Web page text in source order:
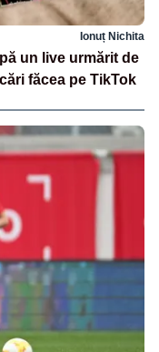
Ionuț Nichita
un live urmărit de
făcea pe TikTok